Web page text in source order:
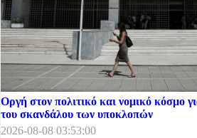
Οργή στον πολιτικό και νομικό κόσμο
του σκανδάλου των υποκλοπών
2026-08-08 03:53:00